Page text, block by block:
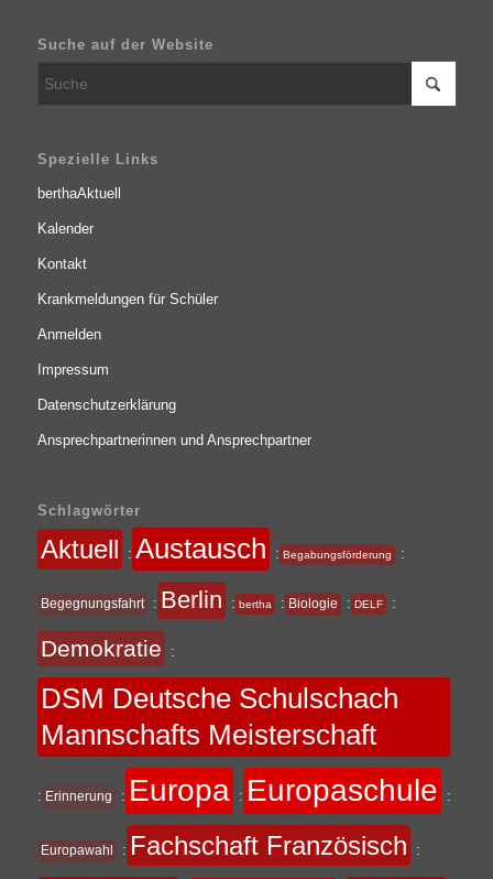
Suche auf der Website
Spezielle Links
berthaAktuell
Kalender
Kontakt
Krankmeldungen für Schüler
Anmelden
Impressum
Datenschutzerklärung
Ansprechpartnerinnen und Ansprechpartner
Schlagwörter
Aktuell : Austausch : Begabungsförderung :
Begegnungsfahrt : Berlin : bertha : Biologie : DELF :
Demokratie :
DSM Deutsche Schulschach
Mannschafts Meisterschaft
: Erinnerung : Europa : Europaschule :
Europawahl : Fachschaft Französisch :